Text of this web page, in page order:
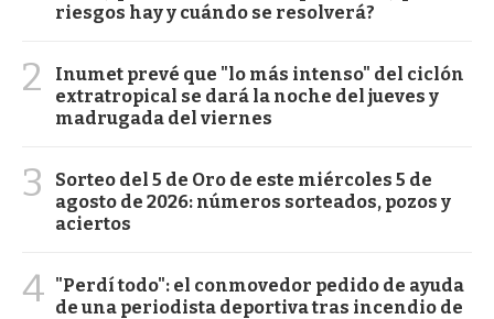
riesgos hay y cuándo se resolverá?
2
Inumet prevé que "lo más intenso" del ciclón
extratropical se dará la noche del jueves y
madrugada del viernes
3
Sorteo del 5 de Oro de este miércoles 5 de
agosto de 2026: números sorteados, pozos y
aciertos
4 "Perdí todo": el conmovedor pedido de ayuda
de una periodista deportiva tras incendio de